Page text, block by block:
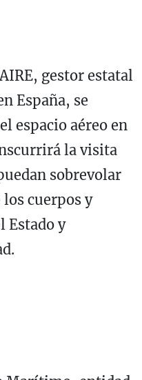
gestor estatal
España, se
espacio aéreo en
la visita
sobrevolar
los cuerpos y
Estado y